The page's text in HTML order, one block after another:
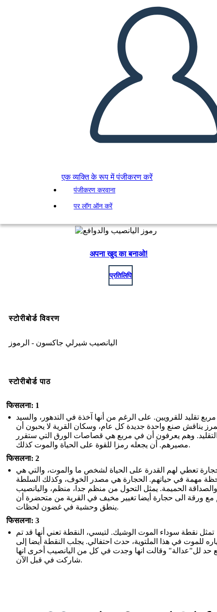
एक व्यक्ति के रूप में पंजीकरण करें
पंजीकरण करवाना
पर लॉग ऑन करें
अपना खुद का बनाओ!
प्रतिलिपि
स्टोरीबोर्ड विवरण
اليانصيب شيرلي جاكسون - الرموز
स्टोरीबोर्ड पाठ
फिसलना: 1
تقليد للقرويين. على الرغم من أنها آخذة في التدهور، والسيد
يناقش صنع واحدة جديدة كل عام، وسكان القرية لا يحبون أن
وهم يعرفون أن في مربع هي قصاصات الورق التي ستقرر
مصيرهم. أن يجعله رمزا للقوة على الحياة والموت كذلك.
फिसलना: 2
تعطي لهم القدرة على الحياة لشخص ما والموت، والتي هي
مهمة في حياتهم. الحجارة هي مصدر الخوف، وكذلك السلطة
والصداقة الحميمة. يمثل التحول من منظم جدا، منظم، واليانصيب
مع ورقة الى حجارة أيضا تغيير مخيف في القرية من متحضرة أن
ينطق وحشية في غضون لحظات.
फिसलना: 3
تمثل نقطة سوداء الموت الوشيك. لتيسي، النقطة تعني أنها قد تم
للموت في هذا الملتوية، حدث احتفالي. يجلب النقطة أيضا إلى
حد لل"عدالة" وقالت انها وجدت في كل من اليانصيب أخرى انها
شاركت في قبل الآن.